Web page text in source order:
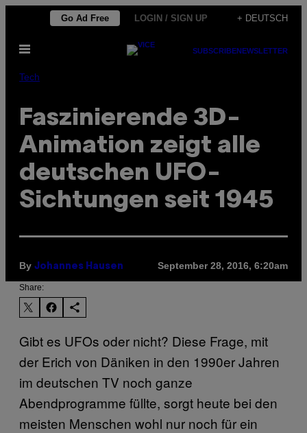
content
Go Ad Free LOGIN / SIGN UP + DEUTSCH
Open
SUBSCRIBENEWSLETTER
Tech
Faszinierende 3D-
Animation zeigt alle
deutschen UFO-
Sichtungen seit 1945
By Johannes Hausen September 28, 2016, 6:20am
Share:
Gibt es UFOs oder nicht? Diese Frage, mit
der Erich von Däniken in den 1990er Jahren
im deutschen TV noch ganze
Abendprogramme füllte, sorgt heute bei den
meisten Menschen wohl nur noch für ein